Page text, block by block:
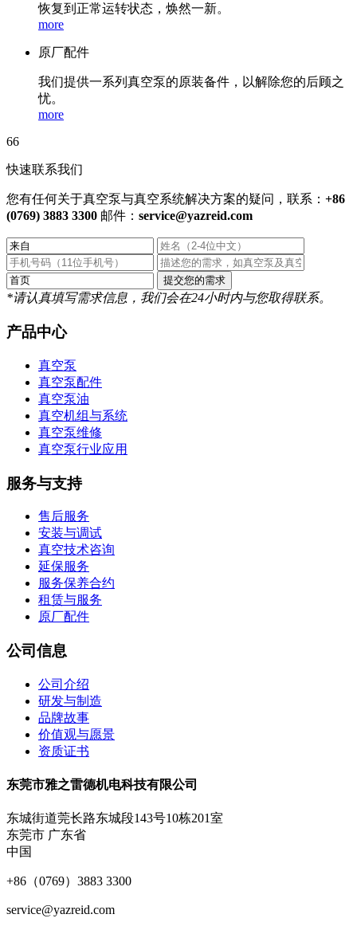
恢复到正常运转状态，焕然一新。
more
原厂配件
我们提供一系列真空泵的原装备件，以解除您的后顾之
忧。
more
66
快速联系我们
您有任何关于真空泵与真空系统解决方案的疑问，联系： +86
(0769) 3883 3300 邮件： service@yazreid.com
*请认真填写需求信息，我们会在24小时内与您取得联系。
产品中心
真空泵
真空泵配件
真空泵油
真空机组与系统
真空泵维修
真空泵行业应用
服务与支持
售后服务
安装与调试
真空技术咨询
延保服务
服务保养合约
租赁与服务
原厂配件
公司信息
公司介绍
研发与制造
品牌故事
价值观与愿景
资质证书
东莞市雅之雷德机电科技有限公司
东城街道莞长路东城段143号10栋201室
东莞市 广东省
中国
+86（0769）3883 3300
service@yazreid.com